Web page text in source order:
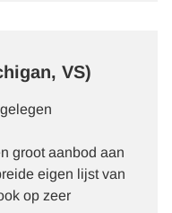
VS)
groot aanbod aan
eigen lijst van
op zeer